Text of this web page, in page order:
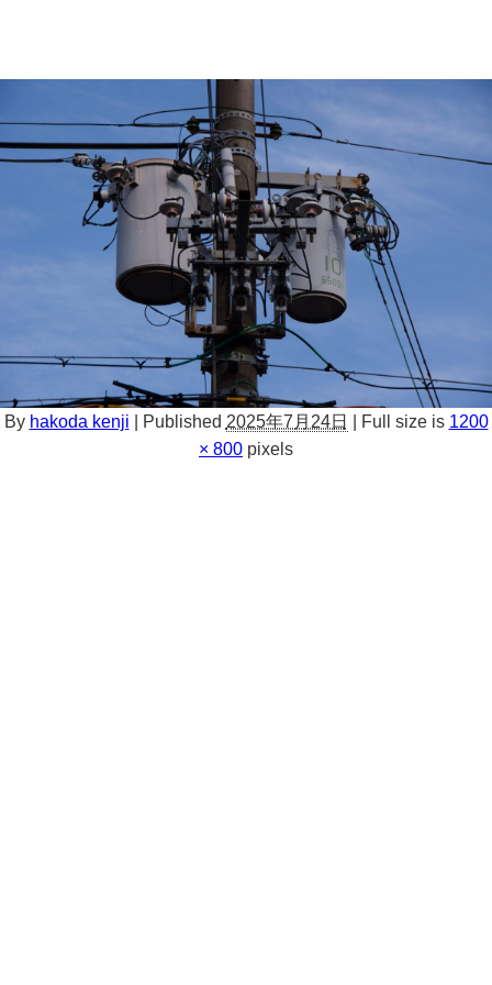
By hakoda kenji Published 2025年7月24日 Full size is 1200
× 800 pixels